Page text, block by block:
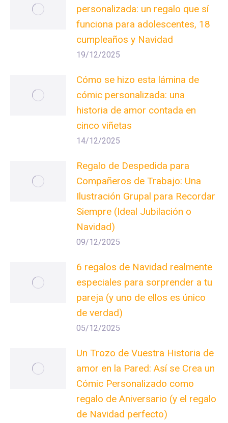
personalizada: un regalo que sí
funciona para adolescentes, 18
cumpleaños y Navidad
19/12/2025
Cómo se hizo esta lámina de
cómic personalizada: una
historia de amor contada en
cinco viñetas
14/12/2025
Regalo de Despedida para
Compañeros de Trabajo: Una
Ilustración Grupal para Recordar
Siempre (Ideal Jubilación o
Navidad)
09/12/2025
6 regalos de Navidad realmente
especiales para sorprender a tu
pareja (y uno de ellos es único
de verdad)
05/12/2025
Un Trozo de Vuestra Historia de
amor en la Pared: Así se Crea un
Cómic Personalizado como
regalo de Aniversario (y el regalo
de Navidad perfecto)